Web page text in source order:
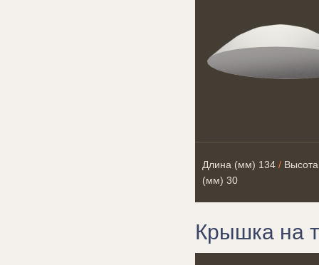
Длина (мм) 134 /
(мм) 30
Крышка на